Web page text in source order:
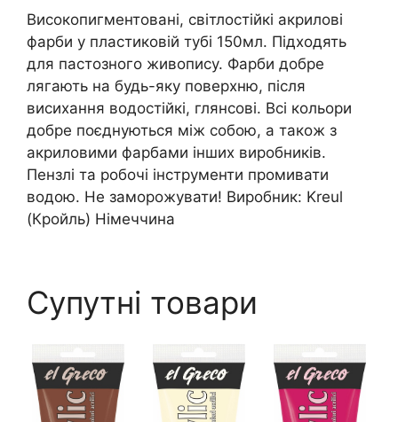
Високопигментовані, світлостійкі акрилові
фарби у пластиковій тубі 150мл. Підходять
для пастозного живопису. Фарби добре
лягають на будь-яку поверхню, після
висихання водостійкі, глянсові. Всі кольори
добре поєднуються між собою, а також з
акриловими фарбами інших виробників.
Пензлі та робочі інструменти промивати
водою. Не заморожувати! Виробник: Kreul
(Кройль) Німеччина
Супутні товари